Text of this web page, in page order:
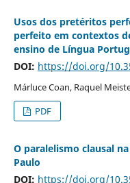
Usos dos pretéritos
perfeito em contextos
ensino de Língua
DOI: https://doi.org/
Márluce Coan, Raquel
PDF
O paralelismo clausal
Paulo
DOI: https://doi.org/